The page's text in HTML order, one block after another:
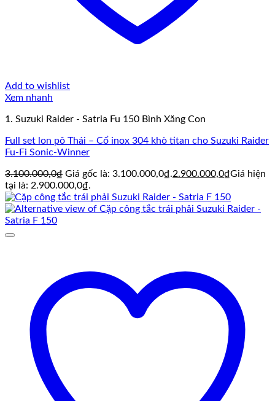
Add to wishlist
Xem nhanh
1. Suzuki Raider - Satria Fu 150 Bình Xăng Con
Full set lon pô Thái – Cổ inox 304 khò titan cho Suzuki Raider
Fu-Fi Sonic-Winner
3.100.000,0₫ Giá gốc là: 3.100.000,0₫.2.900.000,0₫Giá hiện
tại là: 2.900.000,0₫.